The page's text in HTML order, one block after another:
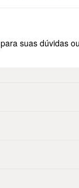
para suas dúvidas